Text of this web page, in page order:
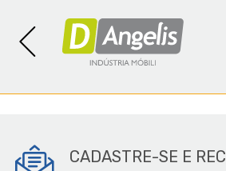
CADASTRE-SE E